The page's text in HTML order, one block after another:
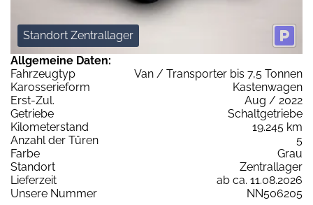
Standort Zentrallager
Allgemeine Daten:
Fahrzeugtyp
Van / Transporter bis 7,5 Tonnen
Karosserieform
Kastenwagen
Erst-Zul.
Aug / 2022
Getriebe
Schaltgetriebe
Kilometerstand
19.245 km
Anzahl der Türen
5
Farbe
Grau
Standort
Zentrallager
Lieferzeit
ab ca. 11.08.2026
Unsere Nummer
NN506205